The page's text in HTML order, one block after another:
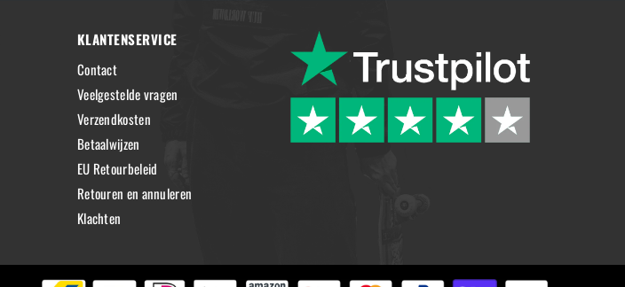
KLANTENSERVICE
Contact
Veelgestelde vragen
Verzendkosten
Betaalwijzen
EU Retourbeleid
Retouren en annuleren
Klachten